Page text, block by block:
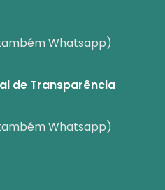
Whatsapp)
de Transparência
Whatsapp)